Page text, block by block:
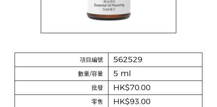
項目編號 562529
數量/容量 5 ml
批發 HK$70.00
零售 HK$93.00